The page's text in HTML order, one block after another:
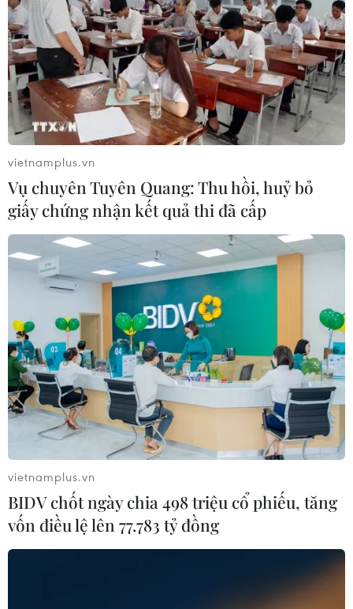
vietnamplus.vn
Vụ chuyên Tuyên Quang: Thu hồi, huỷ bỏ
giấy chứng nhận kết quả thi đã cấp
vietnamplus.vn
BIDV chốt ngày chia 498 triệu cổ phiếu, tăng
vốn điều lệ lên 77.783 tỷ đồng